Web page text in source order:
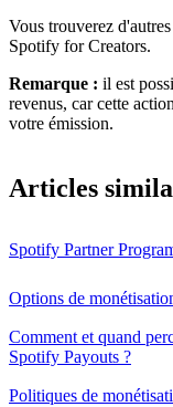
Vous trouverez
Spotify for Creators.
Remarque : il est
revenus, car cette
votre émission.
Articles
Spotify Partner
Options de
Comment et quand
Spotify Payouts ?
Politiques de